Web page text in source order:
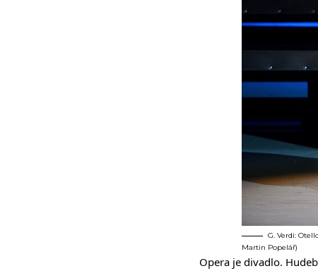
G. Verdi:
Martin Popelář)
Opera je divadlo.